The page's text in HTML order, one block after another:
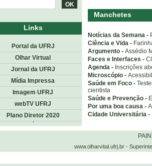
Manchetes
Notícias da Semana -
Ciência e Vida -
Argumento - Assédio
Faces e Interfaces -
Agenda - Inscrições
Microscópio -
Saúde em Foco -
cientista
Saúde e Prevenção -
Por uma boa causa -
Cidade Universitária -
Links
Portal da UFRJ
Olhar Virtual
Jornal da UFRJ
Mídia Impressa
Imagem UFRJ
webTV UFRJ
Plano Diretor 2020
<< voltar Topo
www.olharvital.ufrj.br -